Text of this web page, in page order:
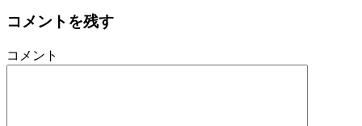
コメントを残す
コメント